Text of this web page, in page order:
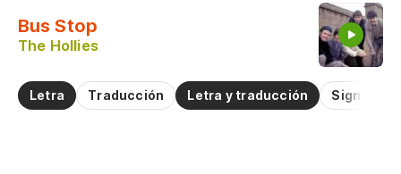
Bus Stop
The Hollies
Letra Traducción Letra y traducción
Practicar la pronunciación de